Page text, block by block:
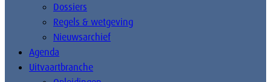
Dossiers
Regels & wetgeving
Nieuwsarchief
Agenda
Uitvaartbranche